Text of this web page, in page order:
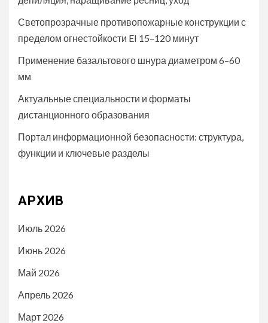
Светопрозрачные противопожарные конструкции с
пределом огнестойкости EI 15–120 минут
Применение базальтового шнура диаметром 6–60
мм
Актуальные специальности и форматы
дистанционного образования
Портал информационной безопасности: структура,
функции и ключевые разделы
АРХИВ
Июль 2026
Июнь 2026
Май 2026
Апрель 2026
Март 2026